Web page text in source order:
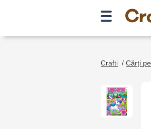
Crafti / Cărți